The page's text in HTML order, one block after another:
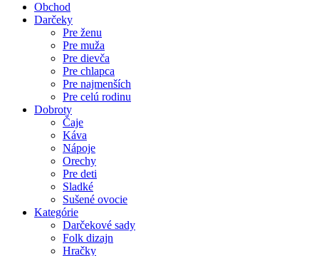
Obchod
Darčeky
Pre ženu
Pre muža
Pre dievča
Pre chlapca
Pre najmenších
Pre celú rodinu
Dobroty
Čaje
Káva
Nápoje
Orechy
Pre deti
Sladké
Sušené ovocie
Kategórie
Darčekové sady
Folk dizajn
Hračky